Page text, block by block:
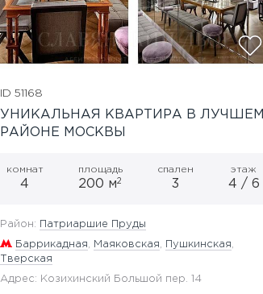
ID 51168
УНИКАЛЬНАЯ КВАРТИРА В ЛУЧШЕМ
РАЙОНЕ МОСКВЫ
комнат
4
площадь
200 м2
спален
3
этаж
4 / 6
Район: Патриаршие Пруды
Баррикадная Маяковская Пушкинская
Тверская
Адрес: Козихинский Большой пер. 14